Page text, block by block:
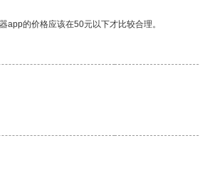
app的价格应该在50元以下才比较合理。